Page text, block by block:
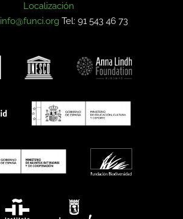
Localización
info@funci.org Tel: 91 543 46 73